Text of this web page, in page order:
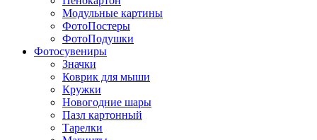
Модульные картины
ФотоПостеры
ФотоПодушки
Фотоcувениры
Значки
Коврик для мыши
Кружки
Новогодние шары
Пазл картонный
Тарелки